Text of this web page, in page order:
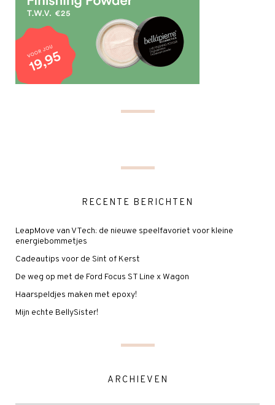
RECENTE BERICHTEN
LeapMove van VTech: de nieuwe speelfavoriet voor kleine
energiebommetjes
Cadeautips voor de Sint of Kerst
De weg op met de Ford Focus ST Line x Wagon
Haarspeldjes maken met epoxy!
Mijn echte BellySister!
ARCHIEVEN